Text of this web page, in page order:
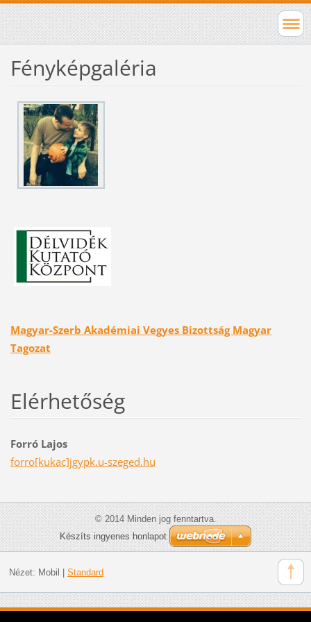
Fényképgaléria
Magyar-Szerb Akadémiai Vegyes Bizottság Magyar
Tagozat
Elérhetőség
Forró Lajos
forro[kukac]jgypk.u-szeged.hu
© 2014 Minden jog fenntartva.
Készíts ingyenes honlapot
Nézet: Mobil Standard